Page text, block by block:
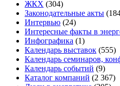
ЖКХ (304)
Законодательные акты
Интервью (24)
Интересные факты в
Инфографика (1)
Календарь выставок (555)
Календарь семинаров,
Календарь событий (9)
Каталог компаний (2 367)